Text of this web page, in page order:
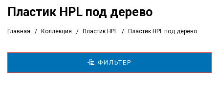
Пластик HPL под дерево
Главная Коллекция Пластик HPL Пластик HPL под дерево
ФИЛЬТЕР